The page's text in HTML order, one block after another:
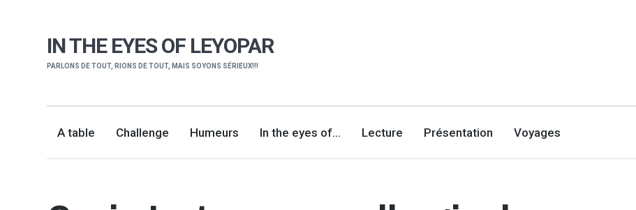
IN THE EYES OF LEYOPAR
PARLONS DE TOUT, RIONS DE TOUT, MAIS SOYONS SÉRIEUX!!!
A table Challenge Humeurs In the eyes of… Lecture Présentation Voyages